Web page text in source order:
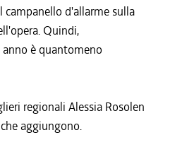
d'allarme sulla
Quindi,
è quantomeno
regionali Alessia Rosolen
aggiungono.